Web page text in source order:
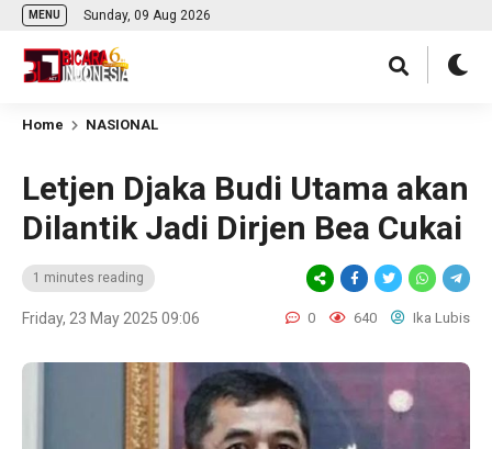
MENU Sunday, 09 Aug 2026
Home NASIONAL
Letjen Djaka Budi Utama akan
Dilantik Jadi Dirjen Bea Cukai
1 minutes reading
Friday, 23 May 2025 09:06 0 640 Ika Lubis